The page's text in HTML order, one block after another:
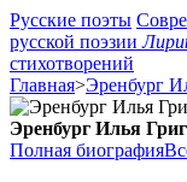
Русские поэты
русской поэзии
стихотворений
Главная>Эренбург
Эренбург Илья
Полная биография